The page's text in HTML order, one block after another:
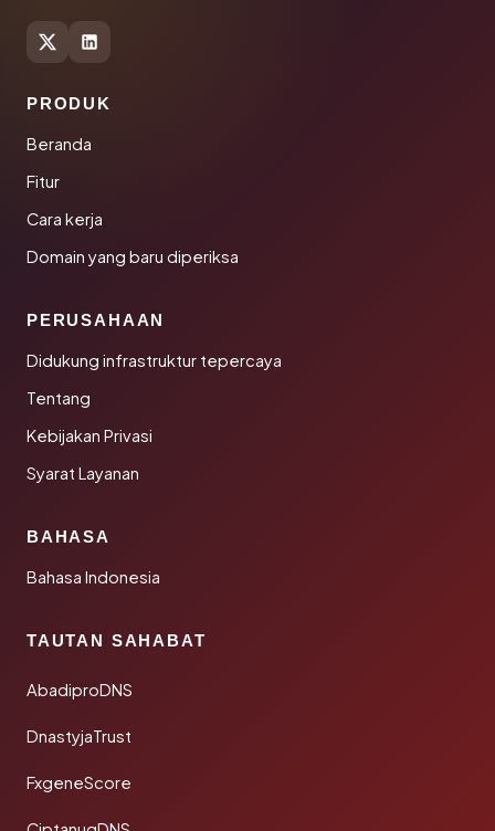
PRODUK
Beranda
Fitur
Cara kerja
Domain yang baru diperiksa
PERUSAHAAN
Didukung infrastruktur tepercaya
Tentang
Kebijakan Privasi
Syarat Layanan
BAHASA
Bahasa Indonesia
TAUTAN SAHABAT
AbadiproDNS
DnastyjaTrust
FxgeneScore